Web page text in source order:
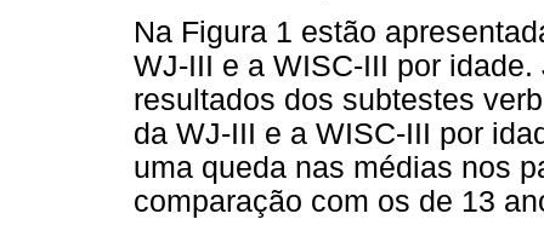
Na Figura 1 estão
WJ-III e a WISC-III por
resultados dos subtestes
da WJ-III e a WISC-III por
uma queda nas médias nos
comparação com os de 13